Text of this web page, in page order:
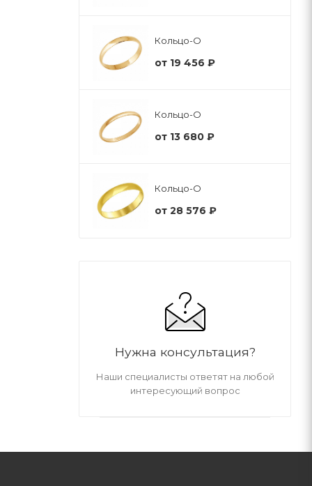
Кольцо-О
от 19 456 ₽
Кольцо-О
от 13 680 ₽
Кольцо-О
от 28 576 ₽
Нужна консультация?
Наши специалисты ответят на любой
интересующий вопрос